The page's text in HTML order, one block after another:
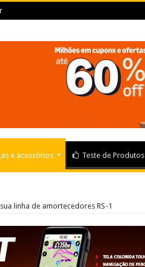
e acessórios Teste de Produtos
linha de amortecedores RS-1